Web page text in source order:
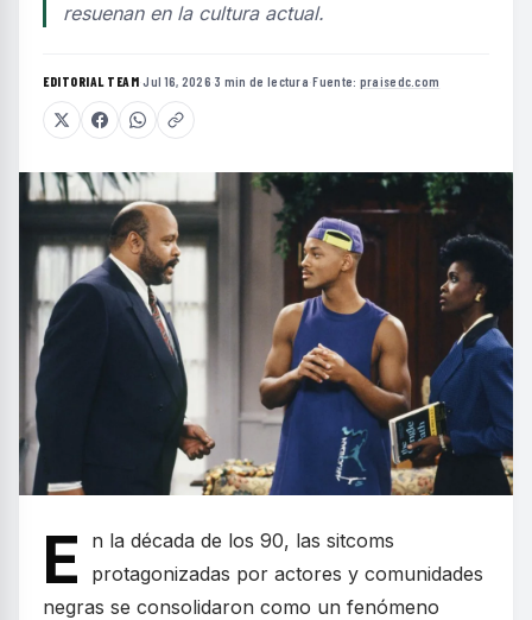
resuenan en la cultura actual.
EDITORIAL TEAM·Jul 16, 2026·3 min de lectura·Fuente: praisedc.com
E
n la década de los 90, las sitcoms
protagonizadas por actores y comunidades
negras se consolidaron como un fenómeno